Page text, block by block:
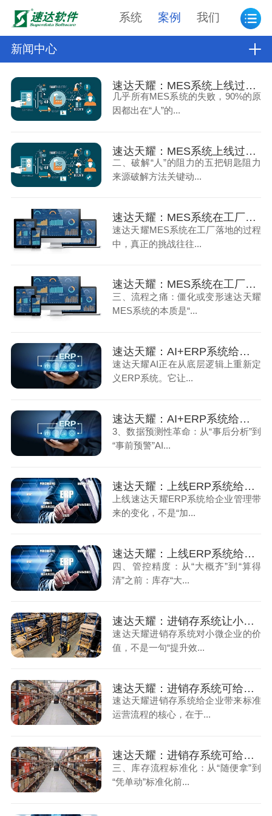
系统 案例 我们
新闻中心
速达天耀：MES系统上线过程中最大的阻力从来不是技术（上）
几乎所有MES系统的失败，90%的原
因都出在“人”的...
速达天耀：MES系统上线过程中最大的阻力从来不是技术（下）
二、破解“人”的阻力的五把钥匙阻力
来源破解方法关键动...
速达天耀：MES系统在工厂中落地时会遇到的困境（上）
速达天耀MES系统在工厂落地的过程
中，真正的挑战往往...
速达天耀：MES系统在工厂中落地时会遇到的困境（下）
三、流程之痛：僵化或变形速达天耀
MES系统的本质是“...
速达天耀：AI+ERP系统给企业带来数据革命（上）
速达天耀AI正在从底层逻辑上重新定
义ERP系统。它让...
速达天耀：AI+ERP系统给企业带来数据革命（下）
3、数据预测性革命：从“事后分析”到
“事前预警”AI...
速达天耀：上线ERP系统给企业管理带来哪些变化（上）
上线速达天耀ERP系统给企业管理带
来的变化，不是“加...
速达天耀：上线ERP系统给企业管理带来哪些变化（下）
四、管控精度：从“大概齐”到“算得
清”之前：库存“大...
速达天耀：进销存系统让小微企业降本增效“看得见”
速达天耀进销存系统对小微企业的价
值，不是一句“提升效...
速达天耀：进销存系统可给企业带来标准运营流程（上）
速达天耀进销存系统给企业带来标准
运营流程的核心，在于...
速达天耀：进销存系统可给企业带来标准运营流程（下）
三、库存流程标准化：从“随便拿”到
“凭单动”标准化前...